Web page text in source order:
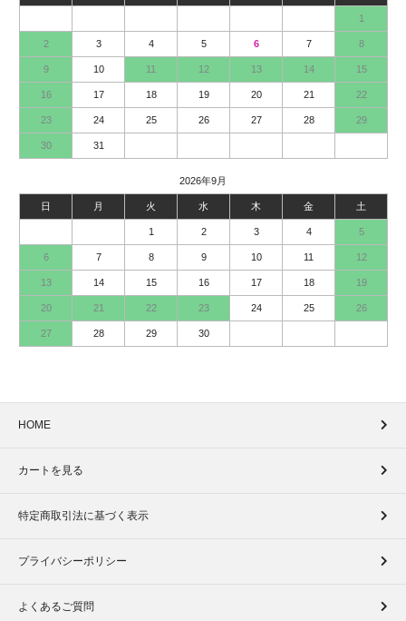
1
2 3 4 5 6 7 8
9 10 11 12 13 14 15
16 17 18 19 20 21 22
23 24 25 26 27 28 29
30 31
2026年9月
日 月 火 水 木 金 土
1 2 3 4 5
6 7 8 9 10 11 12
13 14 15 16 17 18 19
20 21 22 23 24 25 26
27 28 29 30
HOME
カートを見る
特定商取引法に基づく表示
プライバシーポリシー
よくあるご質問